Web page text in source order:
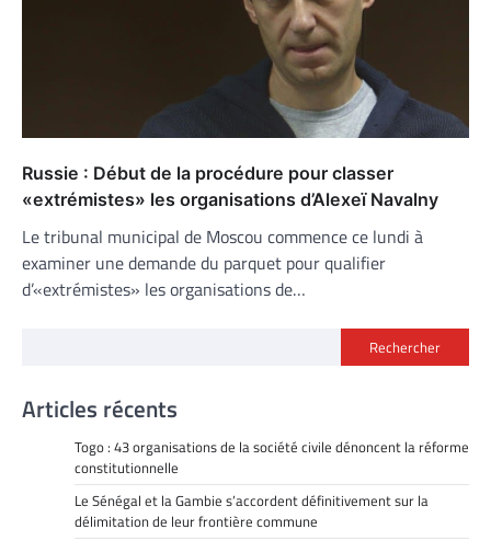
Russie : Début de la procédure pour classer
«extrémistes» les organisations d’Alexeï Navalny
Le tribunal municipal de Moscou commence ce lundi à
examiner une demande du parquet pour qualifier
d’«extrémistes» les organisations de…
Rechercher
Articles récents
Togo : 43 organisations de la société civile dénoncent la réforme
constitutionnelle
Le Sénégal et la Gambie s’accordent définitivement sur la
délimitation de leur frontière commune